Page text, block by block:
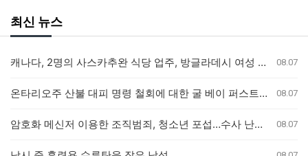
최신 뉴스
캐나다, 2명의 사스카추완 식당 업주, 방글라데시 여성 인신매매 유죄 판결 08.07
온타리오주 산불 대피 명령 철회에 대한 굴 베이 퍼스트 네이션의 강력 반발 08.07
암호화 메신저 이용한 조직범죄, 청소년 포섭…수사 난항 예고 08.07